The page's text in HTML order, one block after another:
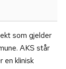
som gjelder
AKS står
en klinisk